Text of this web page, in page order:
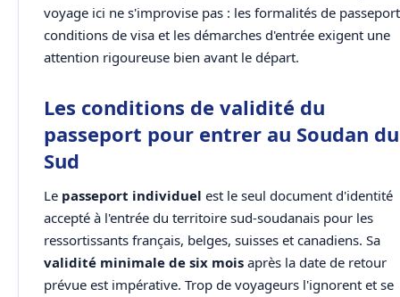
voyage ici ne s'improvise pas : les formalités de
conditions de visa et les démarches d'entrée exigent une
attention rigoureuse bien avant le départ.
Les conditions de validité du
passeport pour entrer au Soudan du
Sud
Le passeport individuel est le seul document d'identité
accepté à l'entrée du territoire sud-soudanais pour les
ressortissants français, belges, suisses et canadiens. Sa
validité minimale de six mois après la date de retour
prévue est impérative. Trop de voyageurs l'ignorent et se